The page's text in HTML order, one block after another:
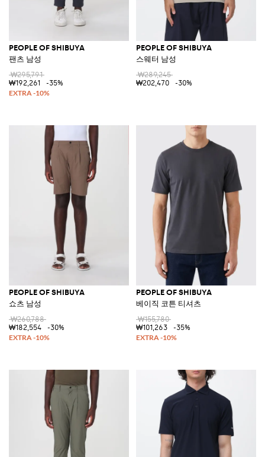
PEOPLE OF SHIBUYA
팬츠 남성
₩295,791
₩192,261
-35%
PEOPLE OF SHIBUYA
스웨터 남성
₩289,245
₩202,470
-30%
PEOPLE OF SHIBUYA
쇼츠 남성
₩260,788
₩182,554
-30%
PEOPLE OF SHIBUYA
베이직 코튼 티셔츠
₩155,780
₩101,263
-35%